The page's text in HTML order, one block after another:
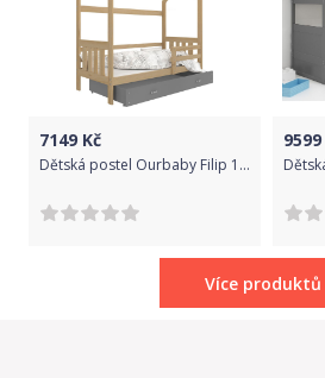
7149 Kč
Dětská postel Ourbaby Filip 160x80 cm
9599
Více produktů